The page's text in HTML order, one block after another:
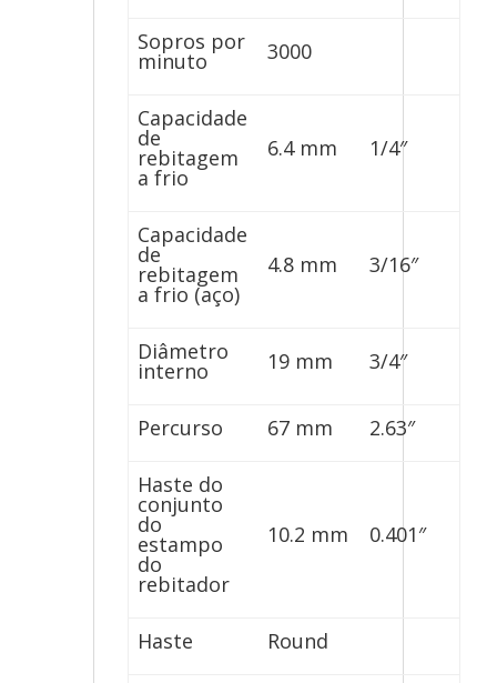
Sopros por
minuto 3000
Capacidade
de
rebitagem
a frio
6.4 mm 1/4″
Capacidade
de
rebitagem
a frio (aço)
4.8 mm 3/16″
Diâmetro
interno 19 mm 3/4″
Percurso 67 mm 2.63″
Haste do
conjunto
do
estampo
do
rebitador
10.2 mm 0.401″
Haste Round